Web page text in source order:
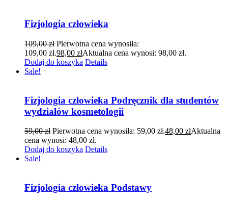
Fizjologia człowieka
109,00zł Pierwotna cena wynosiła:
109,00 zł.98,00 złAktualna cena wynosi: 98,00 zł.
Dodaj do koszyka Details
Sale!
Fizjologia człowieka Podręcznik dla studentów
wydziałów kosmetologii
59,00zł Pierwotna cena wynosiła: 59,00 zł.48,00 złAktualna
cena wynosi: 48,00 zł.
Dodaj do koszyka Details
Sale!
Fizjologia człowieka Podstawy